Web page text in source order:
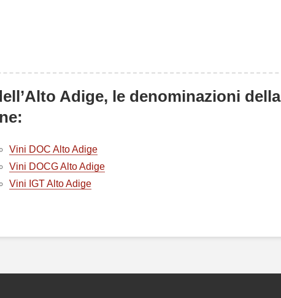
Adige, le denominazioni della
Vini DOC Alto Adige
Vini DOCG Alto Adige
Vini IGT Alto Adige